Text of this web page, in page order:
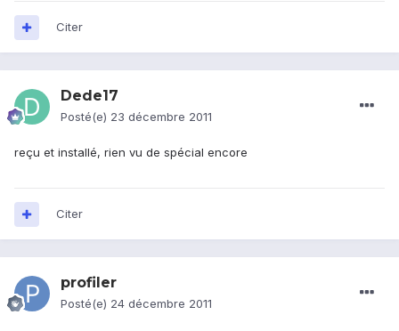
Citer
Dede17
Posté(e) 23 décembre 2011
reçu et installé, rien vu de spécial encore
Citer
profiler
Posté(e) 24 décembre 2011